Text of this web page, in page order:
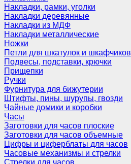
Накладки, рамки, уголки
Накладки деревянные
Накладки из МДФ
Накладки металлические
Ножки
Петли для шкатулок и шкафчиков
Подвесы, подставки, крючки
Прищепки
Ручки
Фурнитура для бижутерии
Штифты, пины, шурупы, гвозди
Чайные домики и коробки
Часы
Заготовки для часов плоские
Заготовки для часов объемные
Цифры и циферблаты для часов
Часовые механизмы и стрелки
Стрелки для часов